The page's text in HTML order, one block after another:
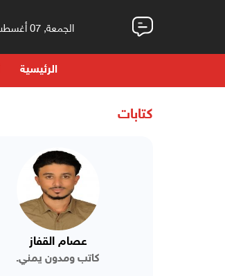
الجمعة, 07 أغسطس, 2026 05:57 صباحاً
الرئيسية
كتابات
عصام القفاز
كاتب ومدون يمني.